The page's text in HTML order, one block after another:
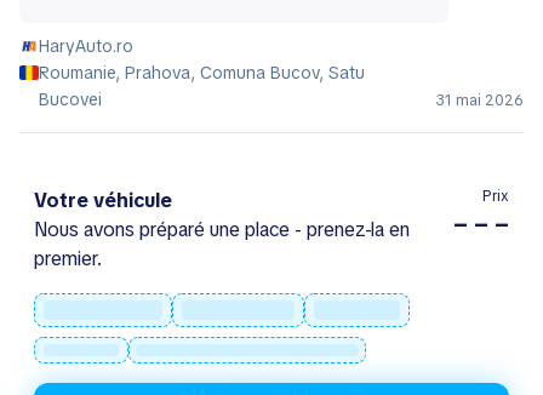
HaryAuto.ro
Roumanie, Prahova, Comuna Bucov, Satu
Bucovei
31 mai 2026
Votre véhicule
Nous avons préparé une place - prenez-la en
premier.
Prix
– – –